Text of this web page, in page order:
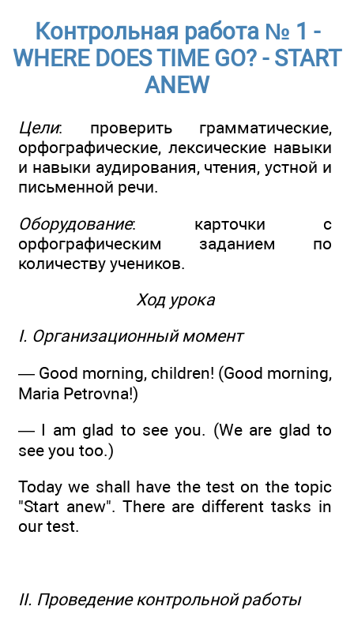
Контрольная работа № 1 -
WHERE DOES TIME GO? - START
ANEW
Цели: проверить грамматические,
орфографические, лексические навыки
и навыки аудирования, чтения, устной и
письменной речи.
Оборудование: карточки с
орфографическим заданием по
количеству учеников.
Ход урока
I. Организационный момент
— Good morning, children! (Good morning,
Maria Petrovna!)
— I am glad to see you. (We are glad to
see you too.)
Today we shall have the test on the topic
"Start anew". There are different tasks in
our test.
II. Проведение контрольной работы